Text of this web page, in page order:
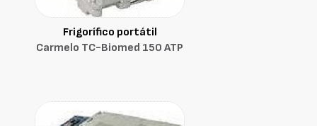
Frigorífico portátil
Carmelo TC-Biomed 150 ATP